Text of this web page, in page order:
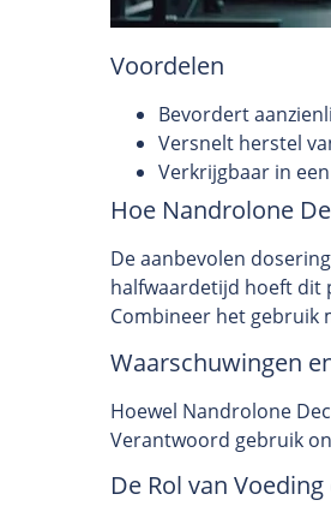
Voordelen
Bevordert
Versnelt herstel
Verkrijgbaar in
Hoe Nandrolone
De aanbevolen
halfwaardetijd hoeft dit
Combineer het gebruik
Waarschuwingen
Hoewel Nandrolone
Verantwoord gebruik
De Rol van